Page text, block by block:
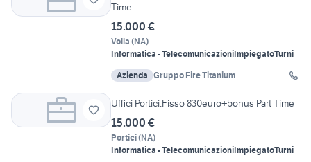
Time
15.000 €
Volla (NA)
Informatica - TelecomunicazioniImpiegatoTurni
Azienda Gruppo Fire Titanium
Uffici Portici.Fisso 830euro+bonus Part Time
15.000 €
Portici(NA)
Informatica - TelecomunicazioniImpiegatoTurni